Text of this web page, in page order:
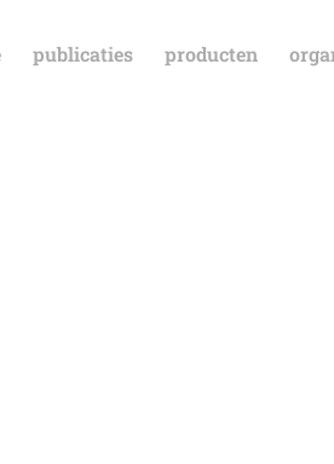
publicaties producten